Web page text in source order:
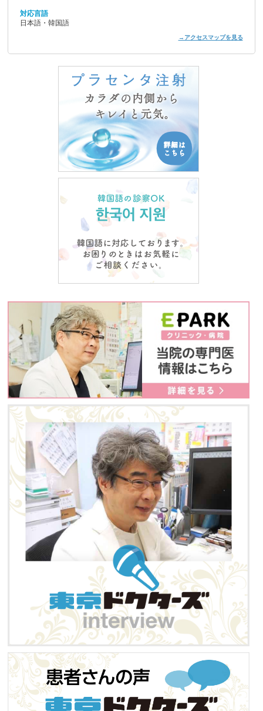
対応言語
日本語・韓国語
→アクセスマップを見る